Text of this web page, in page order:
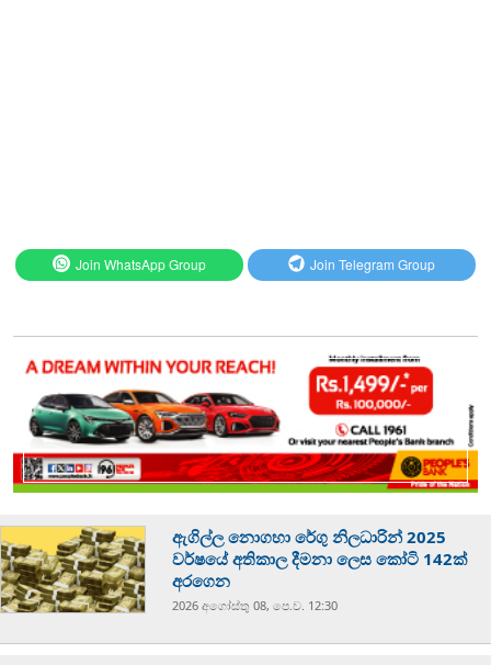
Join WhatsApp Group Join Telegram Group
ඇගිල්ල නොගහා රේගු නිලධාරින් 2025
වර්ෂයේ අතිකාල දීමනා ලෙස කෝටි 142ක්
අරගෙන
2026 අගෝස්‍තු 08, පෙ.ව. 12:30